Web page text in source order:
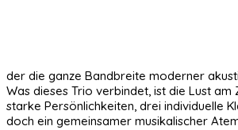
der die ganze Bandbreite moderner
Was dieses Trio verbindet, ist die Lust am
starke Persönlichkeiten, drei individuelle
doch ein gemeinsamer musikalischer